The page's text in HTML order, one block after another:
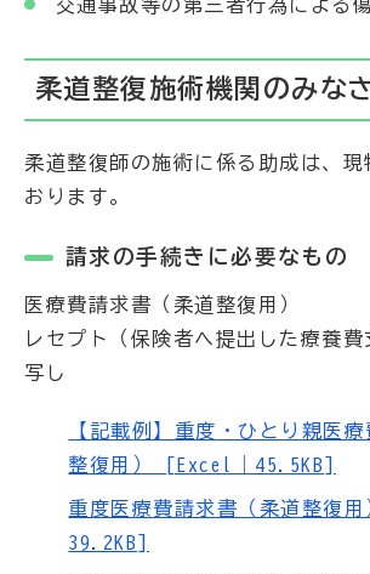
交通事故等の第三者行為による
柔道整復施術機関のみな
柔道整復師の施術に係る助成は、現
おります。
請求の手続きに必要なもの
医療費請求書（柔道整復用）
レセプト（保険者へ提出した療養費
写し
【記載例】重度・ひとり親医
整復用） [Excel｜45.5KB]
重度医療費請求書（柔道整復
39.2KB]